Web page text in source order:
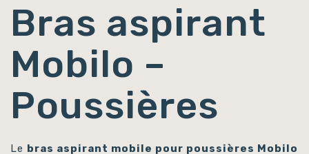
Bras aspirant
Mobilo –
Poussières
Le bras aspirant mobile pour poussières Mobilo